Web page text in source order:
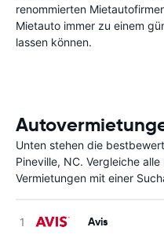
renommierten
Mietauto immer zu einem
lassen können.
Unten stehen die
Pineville, NC. Vergleiche
Vermietungen mit einer
Avis